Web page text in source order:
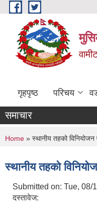
Skip to main content
गृहपृष्ठ परिचय
समाचार
You are here
Home » स्थानीय तहको
स्थानीय तहको
Submitted on: Tue, 08/
दस्तावेज: